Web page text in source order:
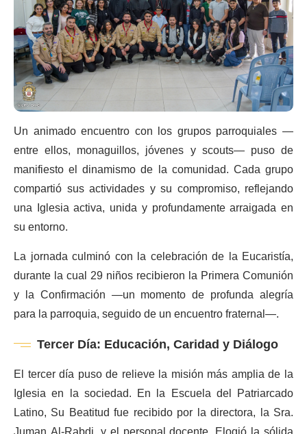
Un animado encuentro con los grupos parroquiales —
entre ellos, monaguillos, jóvenes y scouts— puso de
manifiesto el dinamismo de la comunidad. Cada grupo
compartió sus actividades y su compromiso, reflejando
una Iglesia activa, unida y profundamente arraigada en
su entorno.
La jornada culminó con la celebración de la Eucaristía,
durante la cual 29 niños recibieron la Primera Comunión
y la Confirmación —un momento de profunda alegría
para la parroquia, seguido de un encuentro fraternal—.
Tercer Día: Educación, Caridad y Diálogo
El tercer día puso de relieve la misión más amplia de la
Iglesia en la sociedad. En la Escuela del Patriarcado
Latino, Su Beatitud fue recibido por la directora, la Sra.